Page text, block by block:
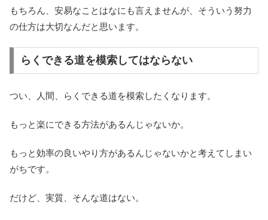
もちろん、安易なことはなにも言えませんが、そういう努力
の仕方は大切なんだと思います。
らくできる道を模索してはならない
つい、人間、らくできる道を模索したくなります。
もっと楽にできる方法があるんじゃないか。
もっと効率の良いやり方があるんじゃないかと考えてしまい
がちです。
だけど、実質、そんな道はない。